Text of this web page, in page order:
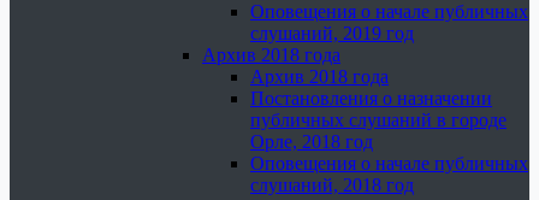
Оповещения о начале публичных
слушаний, 2019 год
Архив 2018 года
Архив 2018 года
Постановления о назначении
публичных слушаний в городе
Орле, 2018 год
Оповещения о начале публичных
слушаний, 2018 год